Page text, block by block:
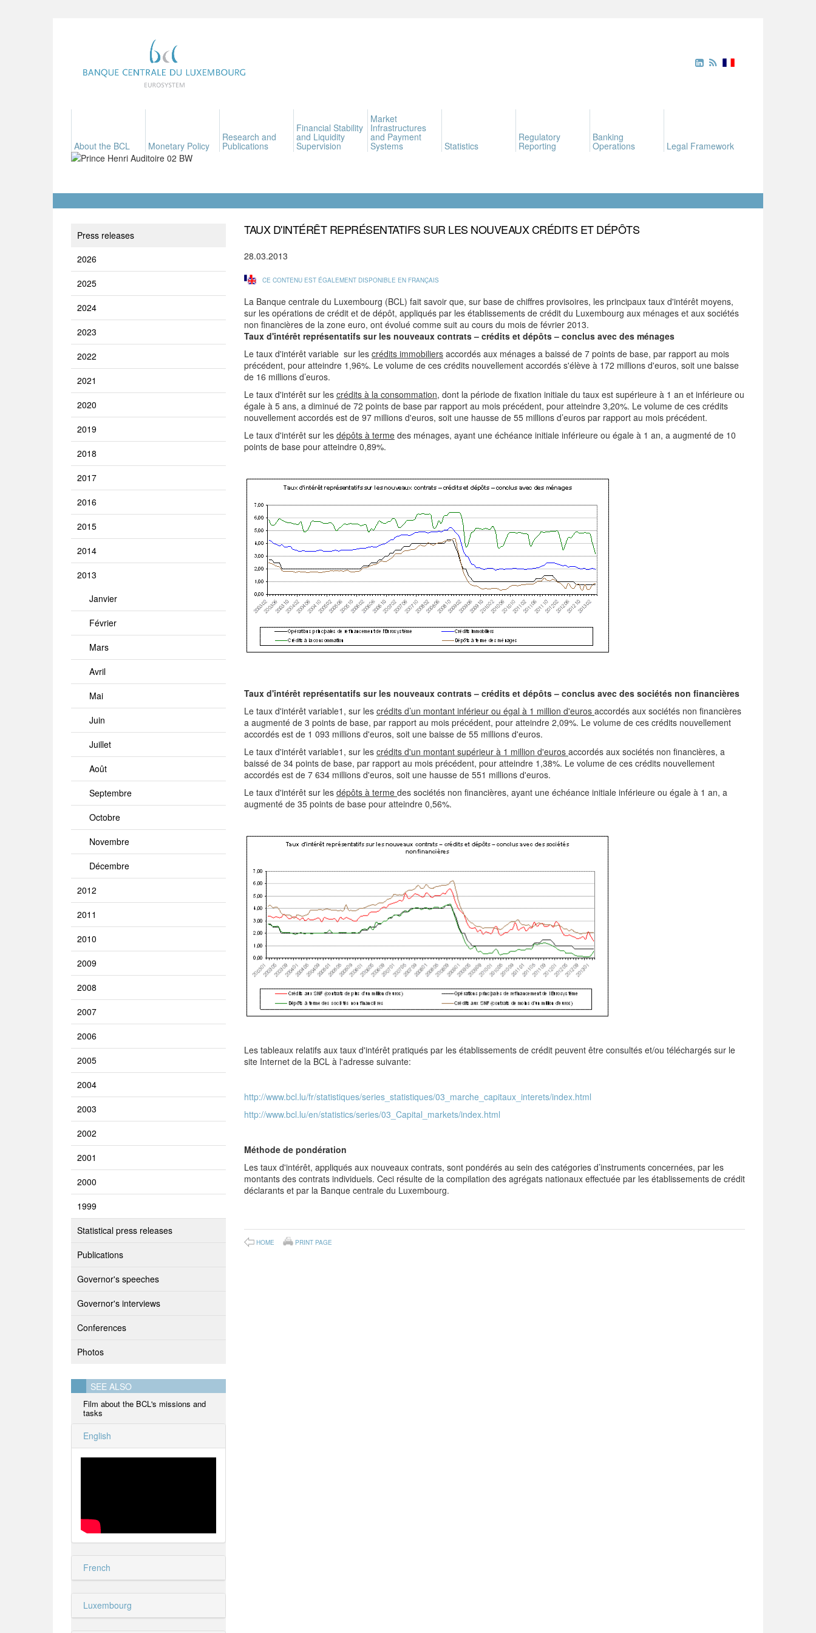
About the BCL Monetary Policy
Research and
Publications
Financial Stability
and Liquidity
Supervision
Market
Infrastructures
and Payment
Systems Statistics
Regulatory
Reporting
Banking
Operations Legal Framework
Press releases
2026
2025
2024
2023
2022
2021
2020
2019
2018
2017
2016
2015
2014
2013
Janvier
Février
Mars
Avril
Mai
Juin
Juillet
Août
Septembre
Octobre
Novembre
Décembre
2012
2011
2010
2009
2008
2007
2006
2005
2004
2003
2002
2001
2000
1999
Statistical press releases
Publications
Governor's speeches
Governor's interviews
Conferences
Photos
SEE ALSO
Film about the BCL's missions and
tasks
English
French
Luxembourg
TAUX D'INTÉRÊT REPRÉSENTATIFS SUR LES NOUVEAUX CRÉDITS ET DÉPÔTS
28.03.2013
CE CONTENU EST ÉGALEMENT DISPONIBLE EN FRANÇAIS
La Banque centrale du Luxembourg (BCL) fait savoir que, sur base de chiffres provisoires, les principaux taux d'intérêt moyens,
sur les opérations de crédit et de dépôt, appliqués par les établissements de crédit du Luxembourg aux ménages et aux sociétés
non financières de la zone euro, ont évolué comme suit au cours du mois de février 2013.
Taux d'intérêt représentatifs sur les nouveaux contrats – crédits et dépôts – conclus avec des ménages
Le taux d'intérêt variable sur les crédits immobiliers accordés aux ménages a baissé de 7 points de base, par rapport au mois
précédent, pour atteindre 1,96%. Le volume de ces crédits nouvellement accordés s'élève à 172 millions d'euros, soit une baisse
de 16 millions d’euros.
Le taux d'intérêt sur les crédits à la consommation, dont la période de fixation initiale du taux est supérieure à 1 an et inférieure ou
égale à 5 ans, a diminué de 72 points de base par rapport au mois précédent, pour atteindre 3,20%. Le volume de ces crédits
nouvellement accordés est de 97 millions d'euros, soit une hausse de 55 millions d’euros par rapport au mois précédent.
Le taux d'intérêt sur les dépôts à terme des ménages, ayant une échéance initiale inférieure ou égale à 1 an, a augmenté de 10
points de base pour atteindre 0,89%.
Taux d'intérêt représentatifs sur les nouveaux contrats – crédits et dépôts – conclus avec des sociétés non financières
Le taux d'intérêt variable1, sur les crédits d’un montant inférieur ou égal à 1 million d'euros accordés aux sociétés non financières
a augmenté de 3 points de base, par rapport au mois précédent, pour atteindre 2,09%. Le volume de ces crédits nouvellement
accordés est de 1 093 millions d'euros, soit une baisse de 55 millions d'euros.
Le taux d'intérêt variable1, sur les crédits d'un montant supérieur à 1 million d'euros accordés aux sociétés non financières, a
baissé de 34 points de base, par rapport au mois précédent, pour atteindre 1,38%. Le volume de ces crédits nouvellement
accordés est de 7 634 millions d'euros, soit une hausse de 551 millions d'euros.
Le taux d'intérêt sur les dépôts à terme des sociétés non financières, ayant une échéance initiale inférieure ou égale à 1 an, a
augmenté de 35 points de base pour atteindre 0,56%.
Les tableaux relatifs aux taux d'intérêt pratiqués par les établissements de crédit peuvent être consultés et/ou téléchargés sur le
site Internet de la BCL à l'adresse suivante:
http://www.bcl.lu/fr/statistiques/series_statistiques/03_marche_capitaux_interets/index.html
http://www.bcl.lu/en/statistics/series/03_Capital_markets/index.html
Méthode de pondération
Les taux d'intérêt, appliqués aux nouveaux contrats, sont pondérés au sein des catégories d’instruments concernées, par les
montants des contrats individuels. Ceci résulte de la compilation des agrégats nationaux effectuée par les établissements de crédit
déclarants et par la Banque centrale du Luxembourg.
HOME PRINT PAGE